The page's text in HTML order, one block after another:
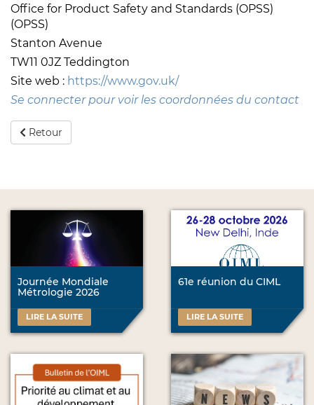
Office for Product Safety and Standards (OPSS)
(OPSS)
Stanton Avenue
TW11 0JZ Teddington
Site web : https://www.gov.uk/
Se connecter pour voir les coordonnées du contact
Retour
Journée Mondiale
Métrologie 2026
LIRE LA SUITE
61e réunion du CIML
LIRE LA SUITE